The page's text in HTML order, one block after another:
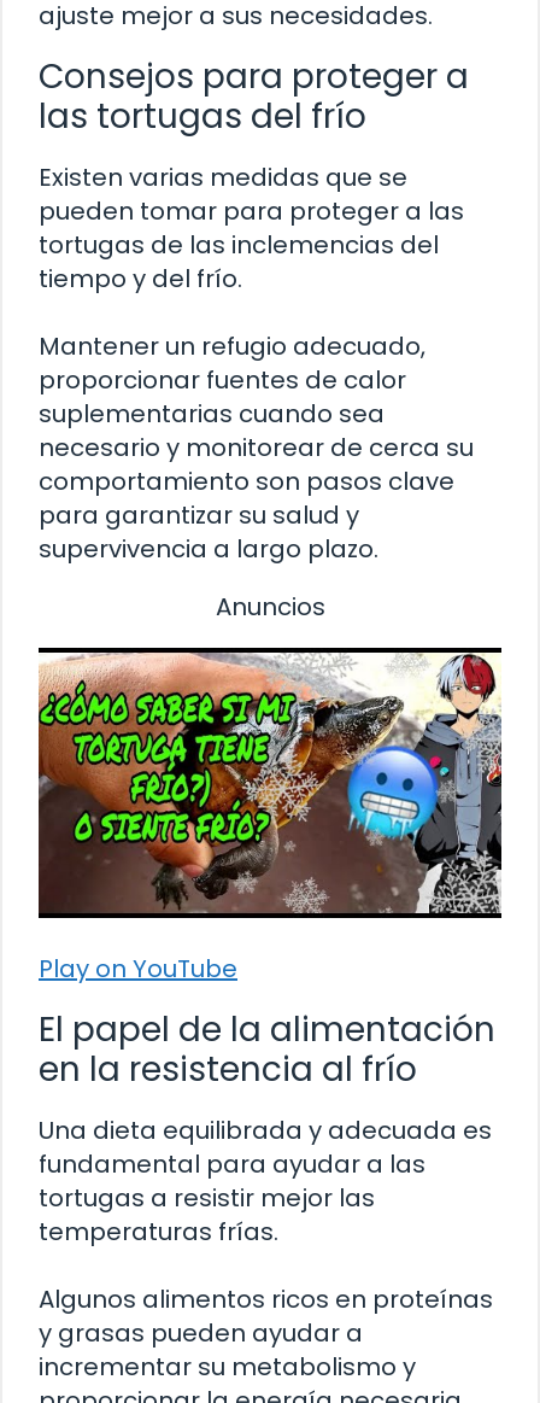
ajuste mejor a sus necesidades.
Consejos para proteger a
las tortugas del frío
Existen varias medidas que se
pueden tomar para proteger a las
tortugas de las inclemencias del
tiempo y del frío.
Mantener un refugio adecuado,
proporcionar fuentes de calor
suplementarias cuando sea
necesario y monitorear de cerca su
comportamiento son pasos clave
para garantizar su salud y
supervivencia a largo plazo.
Anuncios
Play on YouTube
El papel de la alimentación
en la resistencia al frío
Una dieta equilibrada y adecuada es
fundamental para ayudar a las
tortugas a resistir mejor las
temperaturas frías.
Algunos alimentos ricos en proteínas
y grasas pueden ayudar a
incrementar su metabolismo y